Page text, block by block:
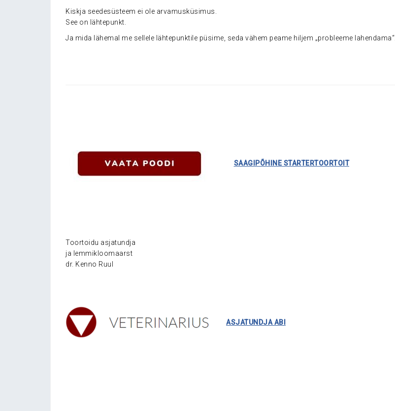
Kiskja seedesüsteem ei ole arvamusküsimus.
See on lähtepunkt.
Ja mida lähemal me sellele lähtepunktile püsime, seda vähem peame hiljem „probleeme lahendama“.
SAAGIPÕHINE STARTERTOORTOIT
Toortoidu asjatundja
ja lemmikloomaarst
dr. Kenno Ruul
ASJATUNDJA ABI